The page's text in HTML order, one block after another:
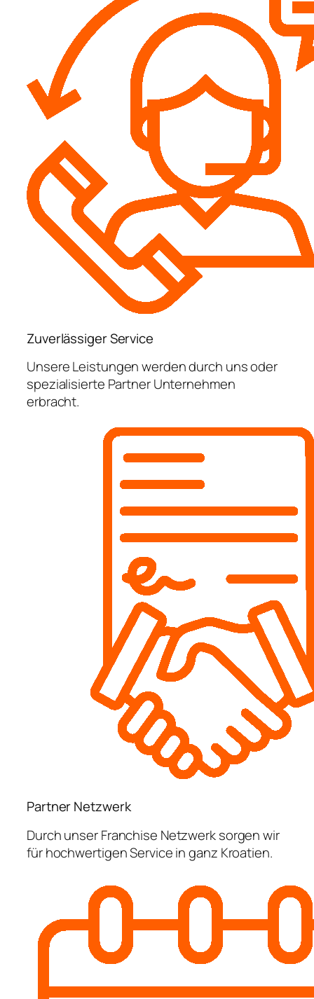
Zuverlässiger Service
Unsere Leistungen werden durch uns oder
spezialisierte Partner Unternehmen
erbracht.
Partner Netzwerk
Durch unser Franchise Netzwerk sorgen wir
für hochwertigen Service in ganz Kroatien.